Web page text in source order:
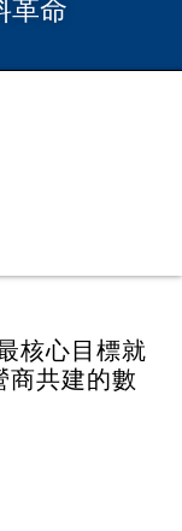
革命
核心目標就
商共建的數